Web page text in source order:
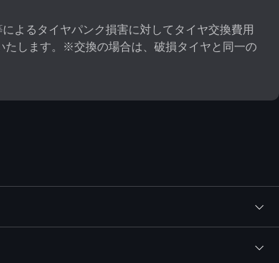
よるタイヤパンク損害に対してタイヤ交換費用
たします。※交換の場合は、破損タイヤと同一の